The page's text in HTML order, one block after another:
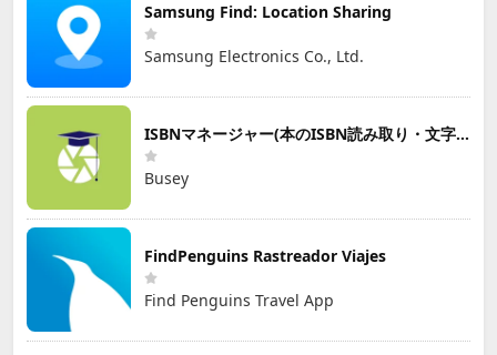
Samsung Find: Location Sharing
Samsung Electronics Co., Ltd.
ISBNマネージャー(本のISBN読み取り・文字認識)
Busey
FindPenguins Rastreador Viajes
Find Penguins Travel App